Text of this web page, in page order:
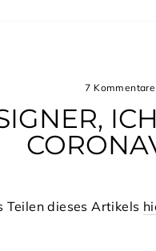
7 Kommentare
Teilen dieses Artikels